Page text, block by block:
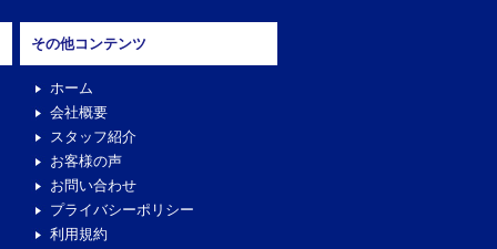
その他コンテンツ
ホーム
会社概要
スタッフ紹介
お客様の声
お問い合わせ
プライバシーポリシー
利用規約